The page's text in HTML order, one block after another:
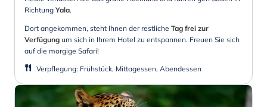
Richtung Yala.
Dort angekommen, steht Ihnen der restliche Tag frei zur
Verfügung um sich in Ihrem Hotel zu entspannen. Freuen Sie sich
auf die morgige Safari!
Verpflegung: Frühstück, Mittagessen, Abendessen